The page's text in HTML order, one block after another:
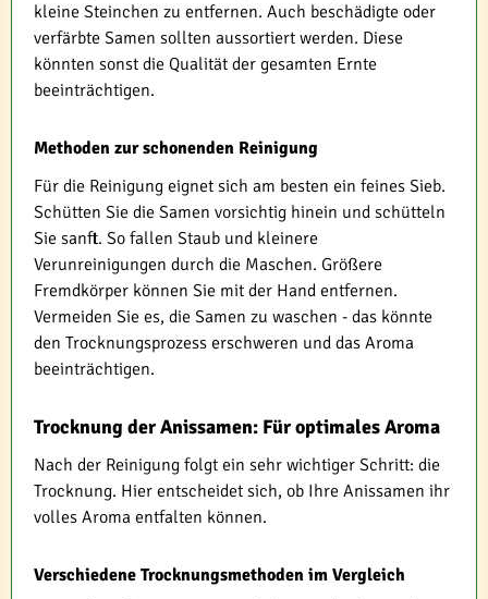
kleine Steinchen zu entfernen. Auch beschädigte oder
verfärbte Samen sollten aussortiert werden. Diese
könnten sonst die Qualität der gesamten Ernte
beeinträchtigen.
Methoden zur schonenden Reinigung
Für die Reinigung eignet sich am besten ein feines Sieb.
Schütten Sie die Samen vorsichtig hinein und schütteln
Sie sanft. So fallen Staub und kleinere
Verunreinigungen durch die Maschen. Größere
Fremdkörper können Sie mit der Hand entfernen.
Vermeiden Sie es, die Samen zu waschen - das könnte
den Trocknungsprozess erschweren und das Aroma
beeinträchtigen.
Trocknung der Anissamen: Für optimales Aroma
Nach der Reinigung folgt ein sehr wichtiger Schritt: die
Trocknung. Hier entscheidet sich, ob Ihre Anissamen ihr
volles Aroma entfalten können.
Verschiedene Trocknungsmethoden im Vergleich